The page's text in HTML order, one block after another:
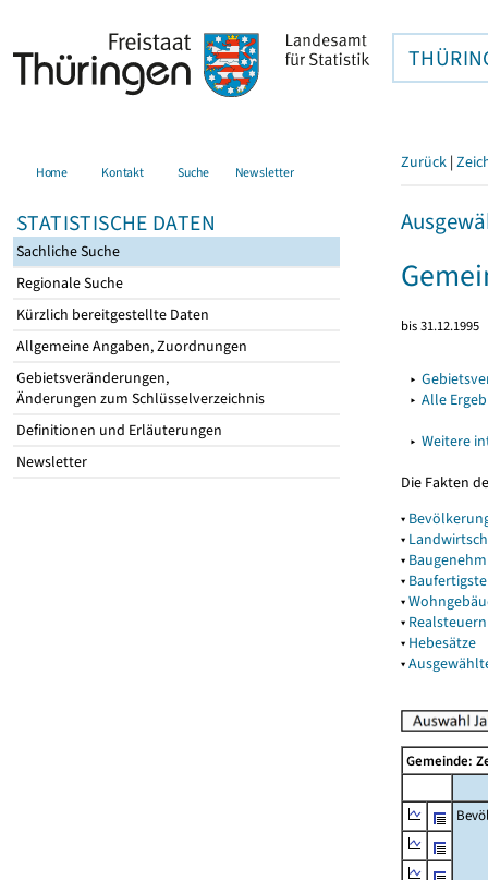
Home Kontakt Suche Newsletter
STATISTISCHE DATEN
Sachliche Suche
Regionale Suche
Kürzlich bereitgestellte Daten
Allgemeine Angaben, Zuordnungen
Gebietsveränderungen,
Änderungen zum Schlüsselverzeichnis
Definitionen und Erläuterungen
Newsletter
Zurück |
bis 31.12.1995
▸
▸ Alle
▸ Weitere
Die Fakten
▾
▾
▾
▾
▾
▾ Realsteuern
▾ Hebesätze
▾
Gemeinde: